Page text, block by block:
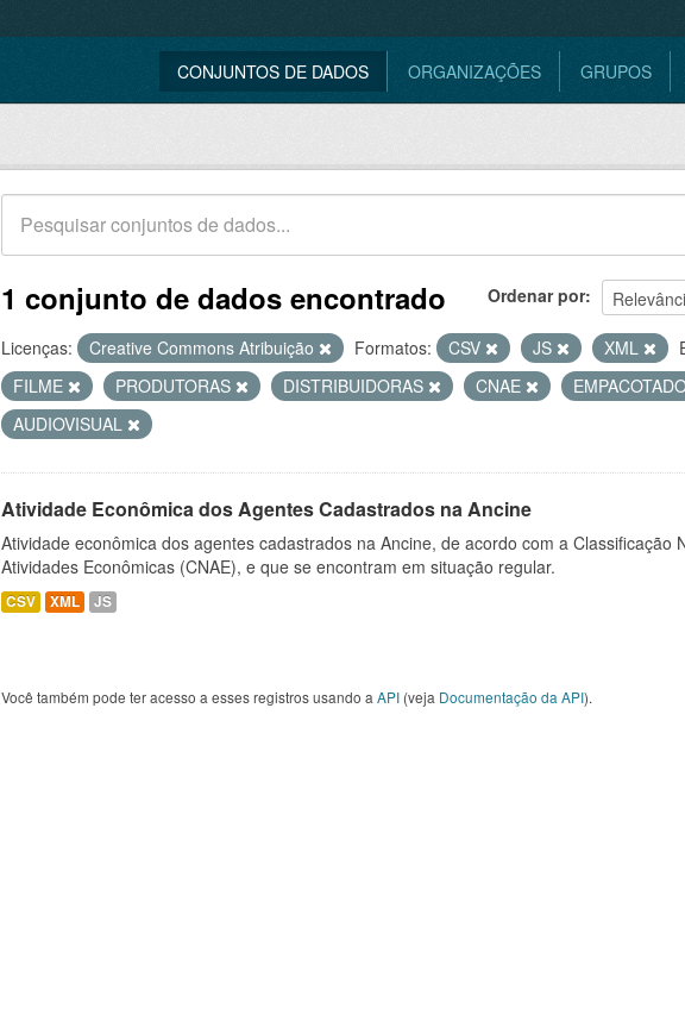
CONJUNTOS DE DADOS ORGANIZAÇÕES GRUPOS
Ordenar por
1 conjunto de dados encontrado
Licenças: Creative Commons Atribuição Formatos: CSV JS XML
FILME
PRODUTORAS DISTRIBUIDORAS CNAE
AUDIOVISUAL
Atividade Econômica dos Agentes Cadastrados na Ancine
Atividade econômica dos agentes cadastrados na Ancine, de acordo com a Classificação
Atividades Econômicas (CNAE), e que se encontram em situação regular.
CSV XML JS
Você também pode ter acesso a esses registros usando a API (veja Documentação da API).